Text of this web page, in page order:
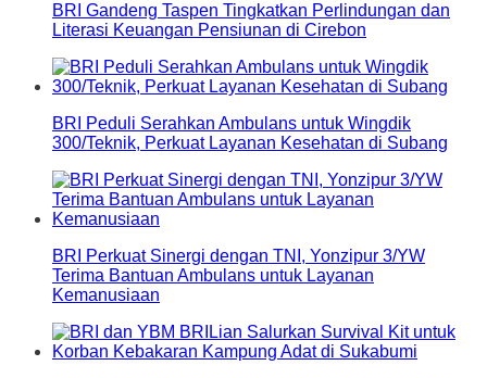
BRI Gandeng Taspen Tingkatkan Perlindungan dan
Literasi Keuangan Pensiunan di Cirebon
BRI Peduli Serahkan Ambulans untuk Wingdik
300/Teknik, Perkuat Layanan Kesehatan di Subang
BRI Perkuat Sinergi dengan TNI, Yonzipur 3/YW
Terima Bantuan Ambulans untuk Layanan
Kemanusiaan